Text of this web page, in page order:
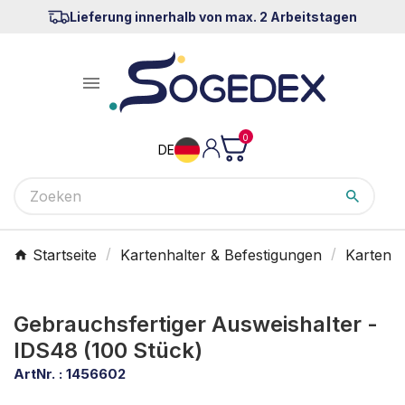
Lieferung innerhalb von max. 2 Arbeitstagen

DE
0
Startseite Kartenhalter & Befestigungen
Gebrauchsfertiger Ausweishalter -
IDS48 (100 Stück)
ArtNr. : 1456602